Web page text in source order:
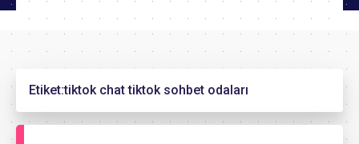
Etiket:tiktok chat tiktok sohbet odaları